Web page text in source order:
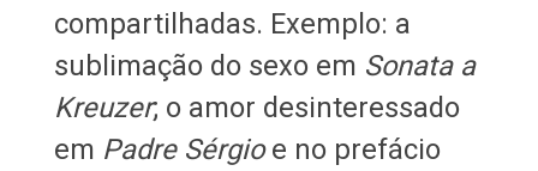
compartilhadas. Exemplo: a
sublimação do sexo em Sonata a
Kreuzer; o amor desinteressado
em Padre Sérgioe no prefácio